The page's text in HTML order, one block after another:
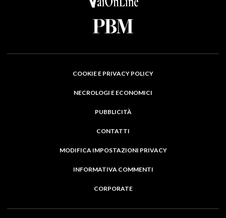
COOKIE E PRIVACY POLICY
NECROLOGI E ECONOMICI
PUBBLICITÀ
CONTATTI
MODIFICA IMPOSTAZIONI PRIVACY
INFORMATIVA COMMENTI
CORPORATE